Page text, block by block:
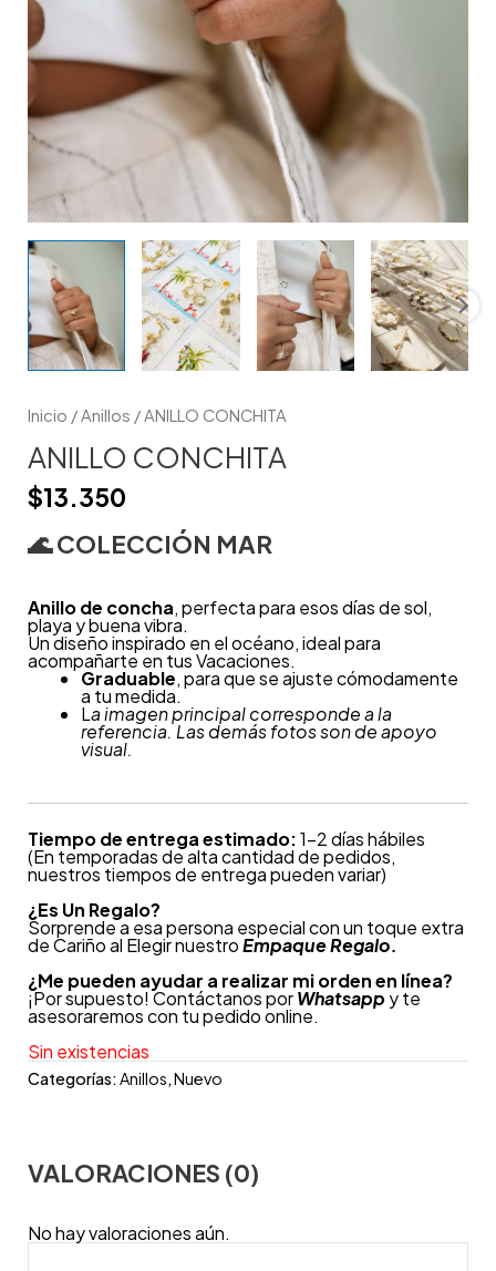
Inicio / Anillos / ANILLO CONCHITA
ANILLO CONCHITA
$13.350
🌊COLECCIÓN MAR
Anillo de concha, perfecta para esos días de sol,
playa y buena vibra.
Un diseño inspirado en el océano, ideal para
acompañarte en tus Vacaciones.
Graduable, para que se ajuste cómodamente
a tu medida.
La imagen principal corresponde a la
referencia. Las demás fotos son de apoyo
visual.
Tiempo de entrega estimado:1-2 días hábiles
(En temporadas de alta cantidad de pedidos,
nuestros tiempos de entrega pueden variar)
¿Es Un Regalo?
Sorprende a esa persona especial con un toque extra
de Cariño al Elegir nuestroEmpaque Regalo.
¿Me pueden ayudar a realizar mi orden en línea?
¡Por supuesto! Contáctanos porWhatsapp y te
asesoraremos con tu pedido online.
Sin existencias
Categorías:Anillos,Nuevo
VALORACIONES (0)
No hay valoraciones aún.